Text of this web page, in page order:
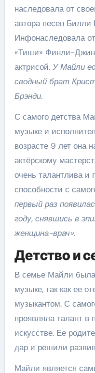
наследовала от
автора песен
Инфонаследовала
«Тиши» Финли-
актрисой. У Майли
сводный брат
Брэнди.
С самого детства
музыке и
возрасте 9 лет она
актёрскому
очень талантлива и
способности с
первый раз
году, снявшись в
женщина-врач».
Детство и
В семье Майли
музыке, так как ее
музыкантом. С
проявляла талант в
искусстве. Ее
дар и решили
Майли является